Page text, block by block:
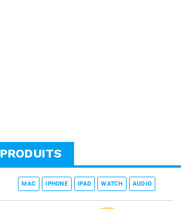
PRODUITS
MAC IPHONE IPAD WATCH AUDIO